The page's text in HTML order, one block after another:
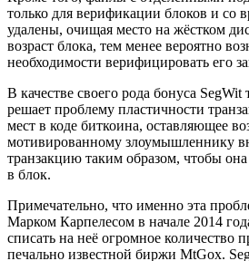
только для верификации блоков и со
удалены, очищая место на жёстком
возраст блока, тем менее вероятно
необходимости верифицировать его
В качестве своего рода бонуса SegWit
решает проблему пластичности
мест в коде биткоина, оставляющее
мотивированному злоумышленнику
транзакцию таким образом, чтобы она
в блок.
Примечательно, что именно эта
Марком Карпелесом в начале 2014
списать на неё огромное количество
печально известной биржи MtGox.